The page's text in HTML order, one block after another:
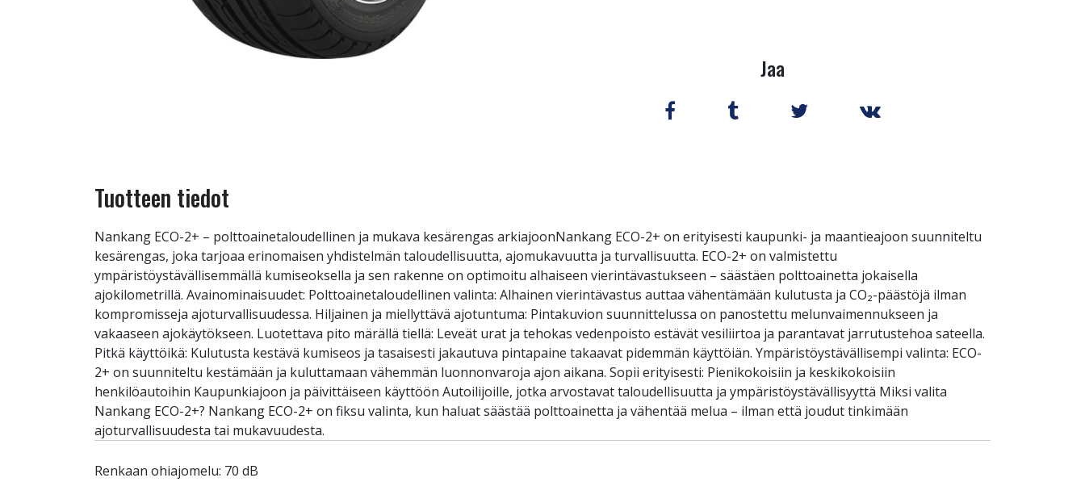
Jaa
Tuotteen tiedot
Nankang ECO-2+ – polttoainetaloudellinen ja mukava kesärengas arkiajoonNankang ECO-2+ on erityisesti kaupunki- ja maantieajoon suunniteltu
kesärengas, joka tarjoaa erinomaisen yhdistelmän taloudellisuutta, ajomukavuutta ja turvallisuutta. ECO-2+ on valmistettu
ympäristöystävällisemmällä kumiseoksella ja sen rakenne on optimoitu alhaiseen vierintävastukseen – säästäen polttoainetta jokaisella
ajokilometrillä. Avainominaisuudet: Polttoainetaloudellinen valinta: Alhainen vierintävastus auttaa vähentämään kulutusta ja CO₂-päästöjä ilman
kompromisseja ajoturvallisuudessa. Hiljainen ja miellyttävä ajotuntuma: Pintakuvion suunnittelussa on panostettu melunvaimennukseen ja
vakaaseen ajokäytökseen. Luotettava pito märällä tiellä: Leveät urat ja tehokas vedenpoisto estävät vesiliirtoa ja parantavat jarrutustehoa sateella.
Pitkä käyttöikä: Kulutusta kestävä kumiseos ja tasaisesti jakautuva pintapaine takaavat pidemmän käyttöiän. Ympäristöystävällisempi valinta: ECO-
2+ on suunniteltu kestämään ja kuluttamaan vähemmän luonnonvaroja ajon aikana. Sopii erityisesti: Pienikokoisiin ja keskikokoisiin
henkilöautoihin Kaupunkiajoon ja päivittäiseen käyttöön Autoilijoille, jotka arvostavat taloudellisuutta ja ympäristöystävällisyyttä Miksi valita
Nankang ECO-2+? Nankang ECO-2+ on fiksu valinta, kun haluat säästää polttoainetta ja vähentää melua – ilman että joudut tinkimään
ajoturvallisuudesta tai mukavuudesta.
Renkaan ohiajomelu: 70 dB